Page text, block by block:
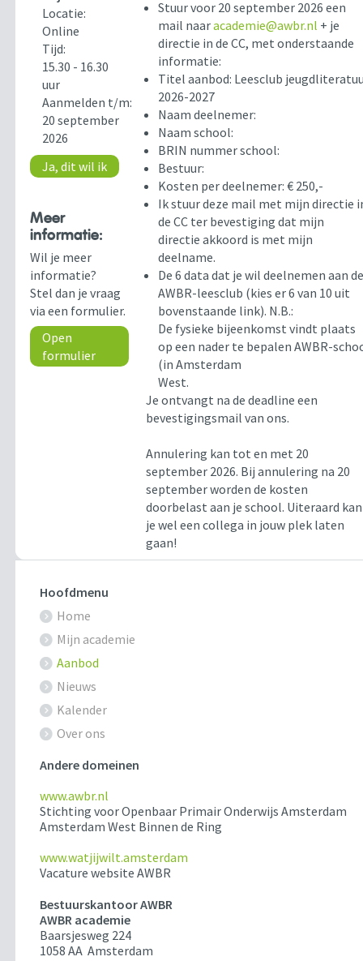
Locatie:
Online
Tijd:
15.30 - 16.30
uur
Aanmelden t/m:
20 september
2026
Ja, dit wil ik
Meer
informatie:
Wil je meer
informatie?
Stel dan je vraag
via een formulier.
Open
formulier
Stuur voor 20 september 2026 een
mail naaracademie@awbr.nl + je
directie in de CC, met onderstaande
informatie:
Titel aanbod: Leesclub
2026-2027
Naam deelnemer:
Naam school:
BRIN nummer school:
Bestuur:
Kosten per deelnemer: € 250,-
Ik stuur deze mail met mijn directie
de CC ter bevestiging dat mijn
directie akkoord is met mijn
deelname.
De 6 data dat je wil deelnemen aan
AWBR-leesclub (kies er 6 van 10 uit
bovenstaande link). N.B.:
De fysieke bijeenkomst vindt plaats
op een nader te bepalen AWBR-
(in Amsterdam
West.
Je ontvangt na de deadline een
bevestigingsmail van ons.
Annulering kan tot en met 20
september 2026. Bij annulering na 20
september worden de kosten
doorbelast aan je school. Uiteraard kan
je wel een collega in jouw plek laten
gaan!
Hoofdmenu
Home
Mijn academie
Aanbod
Nieuws
Kalender
Over ons
Andere domeinen
www.awbr.nl
Stichting voor Openbaar Primair Onderwijs Amsterdam
Amsterdam West Binnen de Ring
www.watjijwilt.amsterdam
Vacature website AWBR
Bestuurskantoor AWBR
AWBR academie
Baarsjesweg 224
1058 AA Amsterdam